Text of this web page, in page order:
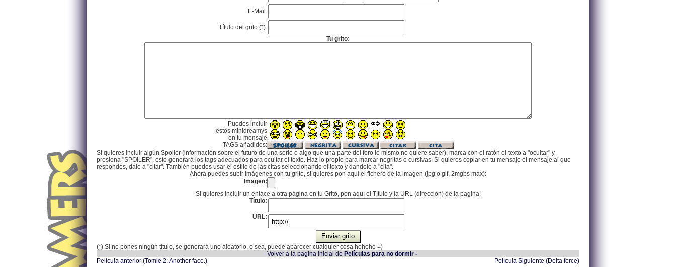
E-Mail:
Título del grito (*):
Tu grito:
Puedes incluir
estos minidreamys
en tu mensaje
TAGS añadidos:
Si quieres incluir algún Spoiler (información sobre el futuro de una serie o algo que una parte del foro lo mismo no quiere saber), marca con el ratón el texto a "ocultar" y
presiona "SPOILER", esto generará los tags adecuados para ocultar el texto. Haz lo propio para marcar negritas o cursivas. Si quieres copiar en tu mensaje el mensaje al que
respondes, dale a "citar". También puedes usar el estilo de las citas seleccionando el texto y dandole a "cita".
Ahora puedes subir imágenes con tu grito, si quieres pon aquí el fichero de la imagen (jpg o gif, 2mgbs max):
Imagen:
Si quieres incluir un enlace a otra página en tu Grito, pon aquí el Título y la URL (direccion) de la pagina:
Título:
URL:
(*) Si no pones ningún título, se generará uno aleatorio, o sea, puede aparecer cualquier cosa hehehe =)
- Volver a la pagina inicial de Películas para no dormir -
Película anterior (Tomie 2: Another face.)
Película Siguiente (Delta force)